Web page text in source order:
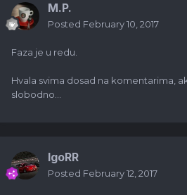
M.P.
Posted February 10, 2017
Faza je u redu.
Hvala svima dosad na komentarima,
slobodno...
IgoRR
Posted February 12, 2017